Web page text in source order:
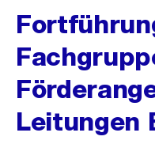
Leitungen